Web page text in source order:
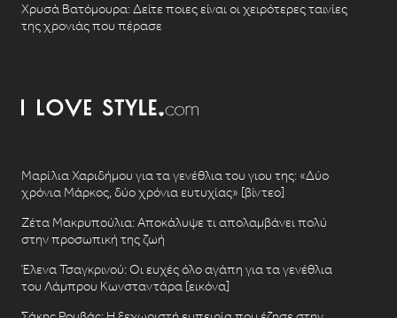
Χρυσά Βατόμουρα: Δείτε ποιες είναι οι χειρότερες ταινίες
της χρονιάς που πέρασε
Μαρίλια Χαριδήμου για τα γενέθλια του γιου της: «Δύο
χρόνια Μάρκος, δύο χρόνια ευτυχίας» [βίντεο]
Ζέτα Μακρυπούλια: Αποκάλυψε τι απολαμβάνει πολύ
στην προσωπική της ζωή
Έλενα Τσαγκρινού: Οι ευχές όλο αγάπη για τα γενέθλια
του Λάμπρου Κωνσταντάρα [εικόνα]